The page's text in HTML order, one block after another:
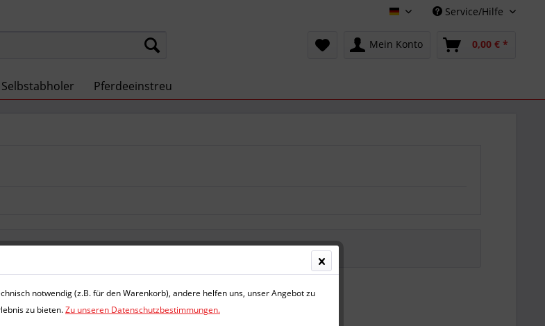
Deutsch Service/Hilfe
Mein Konto 0,00 € *
Selbstabholer Pferdeeinstreu
notwendig (z.B. für den Warenkorb), andere helfen uns, unser Angebot zu
zu bieten.Zu unseren Datenschutzbestimmungen.